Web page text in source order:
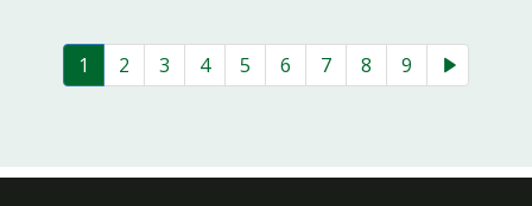
1 2 3 4 5 6 7 8 9